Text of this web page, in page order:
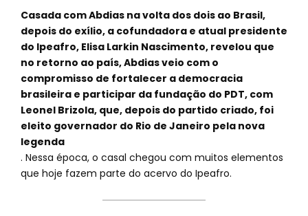
Casada com Abdias na volta dos dois ao Brasil,
depois do exílio, a cofundadora e atual presidente
do Ipeafro, Elisa Larkin Nascimento, revelou que
no retorno ao país, Abdias veio com o
compromisso de fortalecer a democracia
brasileira e participar da fundação do PDT, com
Leonel Brizola, que, depois do partido criado, foi
eleito governador do Rio de Janeiro pela nova
legenda
. Nessa época, o casal chegou com muitos elementos
que hoje fazem parte do acervo do Ipeafro.